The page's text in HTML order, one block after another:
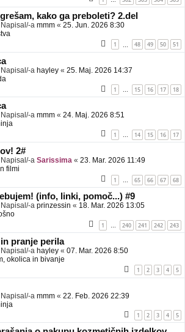
kako ga preboleti? 2.del
a mmm « 25. Jun. 2026 8:30
1 48 49 50 51
a hayley « 25. Maj. 2026 14:37
1 … 15 16 17 18
a mmm « 24. Maj. 2026 8:51
1 … 14 15 16 17
2#
a Sarissima « 23. Mar. 2026 11:49
filmi
1 … 65 66 67 68
(info, linki, pomoč...) #9
a prinzessin « 18. Mar. 2026 13:05
1 240 241 242 243
pranje perila
a hayley « 07. Mar. 2026 8:50
okolica in bivanje
1 2 3 4 5
a mmm « 22. Feb. 2026 22:39
1 2 3 4 5